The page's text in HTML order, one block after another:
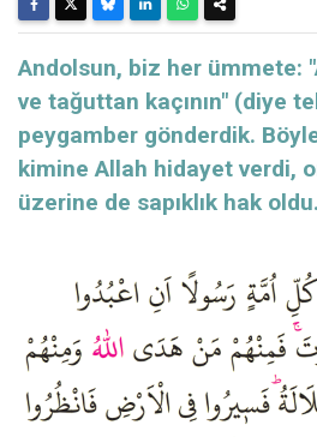
Andolsun, biz her ümmete:
ve tağuttan kaçının" (diye
peygamber gönderdik.
kimine Allah hidayet verdi,
üzerine de sapıklık hak